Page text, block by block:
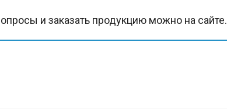
и заказать продукцию можно на сайте.